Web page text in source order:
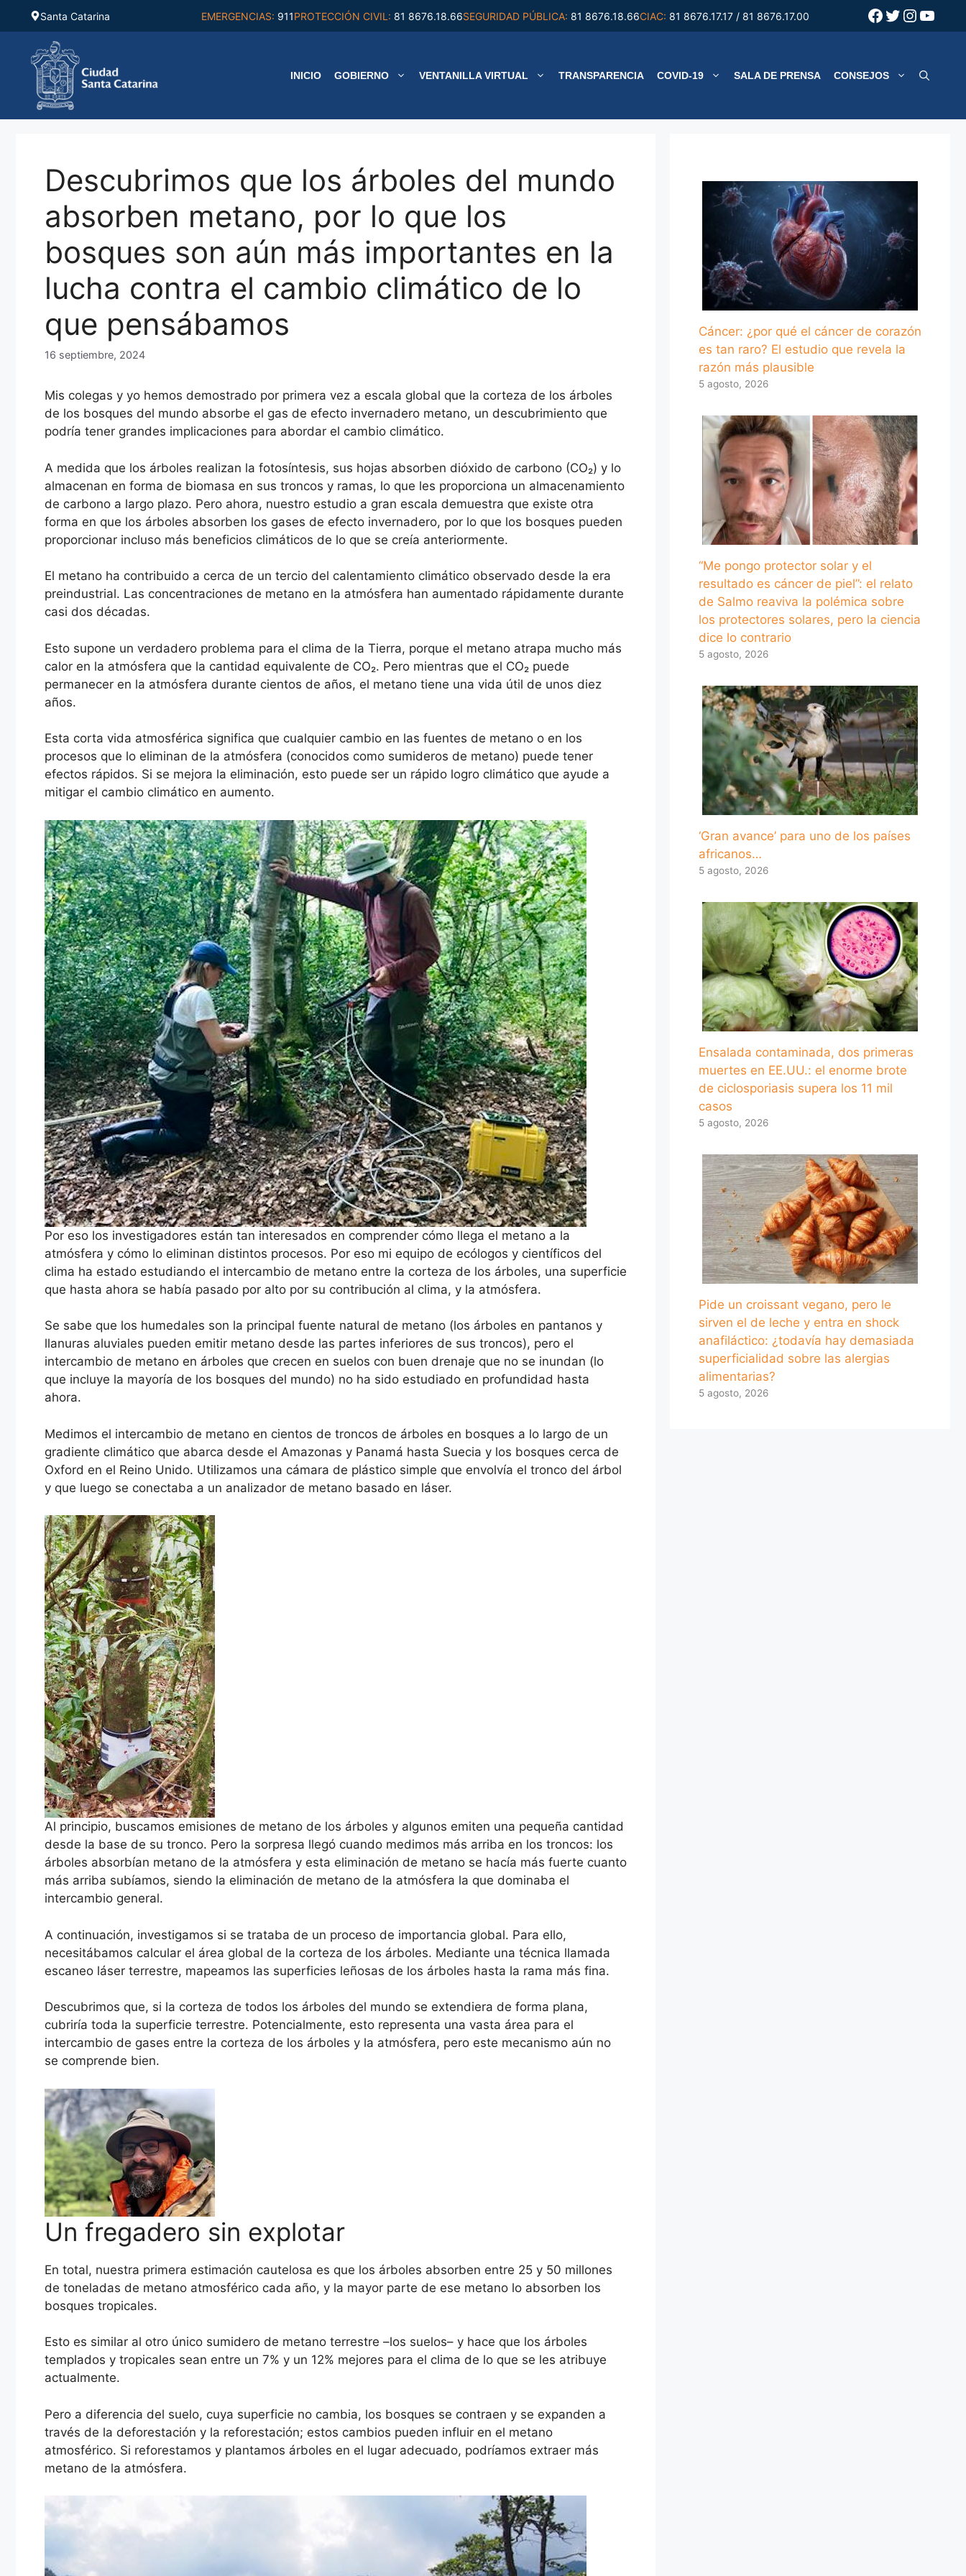
Saltar
contenido
Santa Catarina EMERGENCIAS: 911PROTECCIÓN CIVIL: 81 8676.18.66SEGURIDAD PÚBLICA: 81 8676.18.66CIAC: 81 8676.17.17 / 81 8676.17.00 Facebook
Twitter
INICIO GOBIERNO VENTANILLA VIRTUAL TRANSPARENCIA COVID-19 SALA DE PRENSA CONSEJOS
Descubrimos que los árboles del mundo
absorben metano, por lo que los
bosques son aún más importantes en la
lucha contra el cambio climático de lo
que pensábamos
16 septiembre, 2024
Mis colegas y yo hemos demostrado por primera vez a escala global que la corteza de los árboles
de los bosques del mundo absorbe el gas de efecto invernadero metano, un descubrimiento que
podría tener grandes implicaciones para abordar el cambio climático.
A medida que los árboles realizan la fotosíntesis, sus hojas absorben dióxido de carbono (CO₂) y lo
almacenan en forma de biomasa en sus troncos y ramas, lo que les proporciona un almacenamiento
de carbono a largo plazo. Pero ahora, nuestro estudio a gran escala demuestra que existe otra
forma en que los árboles absorben los gases de efecto invernadero, por lo que los bosques pueden
proporcionar incluso más beneficios climáticos de lo que se creía anteriormente.
El metano ha contribuido a cerca de un tercio del calentamiento climático observado desde la era
preindustrial. Las concentraciones de metano en la atmósfera han aumentado rápidamente durante
casi dos décadas.
Esto supone un verdadero problema para el clima de la Tierra, porque el metano atrapa mucho más
calor en la atmósfera que la cantidad equivalente de CO₂. Pero mientras que el CO₂ puede
permanecer en la atmósfera durante cientos de años, el metano tiene una vida útil de unos diez
años.
Esta corta vida atmosférica significa que cualquier cambio en las fuentes de metano o en los
procesos que lo eliminan de la atmósfera (conocidos como sumideros de metano) puede tener
efectos rápidos. Si se mejora la eliminación, esto puede ser un rápido logro climático que ayude a
mitigar el cambio climático en aumento.
Por eso los investigadores están tan interesados ​​en comprender cómo llega el metano a la
atmósfera y cómo lo eliminan distintos procesos. Por eso mi equipo de ecólogos y científicos del
clima ha estado estudiando el intercambio de metano entre la corteza de los árboles, una superficie
que hasta ahora se había pasado por alto por su contribución al clima, y ​​la atmósfera.
Se sabe que los humedales son la principal fuente natural de metano (los árboles en pantanos y
llanuras aluviales pueden emitir metano desde las partes inferiores de sus troncos), pero el
intercambio de metano en árboles que crecen en suelos con buen drenaje que no se inundan (lo
que incluye la mayoría de los bosques del mundo) no ha sido estudiado en profundidad hasta
ahora.
Medimos el intercambio de metano en cientos de troncos de árboles en bosques a lo largo de un
gradiente climático que abarca desde el Amazonas y Panamá hasta Suecia y los bosques cerca de
Oxford en el Reino Unido. Utilizamos una cámara de plástico simple que envolvía el tronco del árbol
y que luego se conectaba a un analizador de metano basado en láser.
Al principio, buscamos emisiones de metano de los árboles y algunos emiten una pequeña cantidad
desde la base de su tronco. Pero la sorpresa llegó cuando medimos más arriba en los troncos: los
árboles absorbían metano de la atmósfera y esta eliminación de metano se hacía más fuerte cuanto
más arriba subíamos, siendo la eliminación de metano de la atmósfera la que dominaba el
intercambio general.
A continuación, investigamos si se trataba de un proceso de importancia global. Para ello,
necesitábamos calcular el área global de la corteza de los árboles. Mediante una técnica llamada
escaneo láser terrestre, mapeamos las superficies leñosas de los árboles hasta la rama más fina.
Descubrimos que, si la corteza de todos los árboles del mundo se extendiera de forma plana,
cubriría toda la superficie terrestre. Potencialmente, esto representa una vasta área para el
intercambio de gases entre la corteza de los árboles y la atmósfera, pero este mecanismo aún no
se comprende bien.
Un fregadero sin explotar
En total, nuestra primera estimación cautelosa es que los árboles absorben entre 25 y 50 millones
de toneladas de metano atmosférico cada año, y la mayor parte de ese metano lo absorben los
bosques tropicales.
Esto es similar al otro único sumidero de metano terrestre –los suelos– y hace que los árboles
templados y tropicales sean entre un 7% y un 12% mejores para el clima de lo que se les atribuye
actualmente.
Pero a diferencia del suelo, cuya superficie no cambia, los bosques se contraen y se expanden a
través de la deforestación y la reforestación; estos cambios pueden influir en el metano
atmosférico. Si reforestamos y plantamos árboles en el lugar adecuado, podríamos extraer más
metano de la atmósfera.
Cáncer: ¿por qué el cáncer de corazón
es tan raro? El estudio que revela la
razón más plausible
5 agosto, 2026
“Me pongo protector solar y el
resultado es cáncer de piel”: el relato
de Salmo reaviva la polémica sobre
los protectores solares, pero la ciencia
dice lo contrario
5 agosto, 2026
‘Gran avance’ para uno de los países
africanos…
5 agosto, 2026
Ensalada contaminada, dos primeras
muertes en EE.UU.: el enorme brote
de ciclosporiasis supera los 11 mil
casos
5 agosto, 2026
Pide un croissant vegano, pero le
sirven el de leche y entra en shock
anafiláctico: ¿todavía hay demasiada
superficialidad sobre las alergias
alimentarias?
5 agosto, 2026